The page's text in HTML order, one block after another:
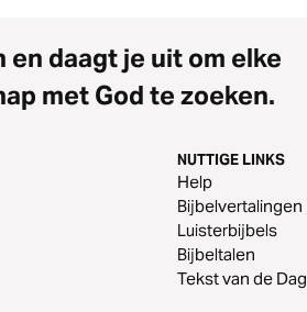
en daagt je uit om elke
met God te zoeken.
NUTTIGE LINKS
Help
Bijbelvertalingen
Luisterbijbels
Bijbeltalen
Tekst van de Dag